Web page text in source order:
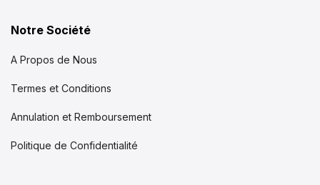
Notre Société
A Propos de Nous
Termes et Conditions
Annulation et Remboursement
Politique de Confidentialité